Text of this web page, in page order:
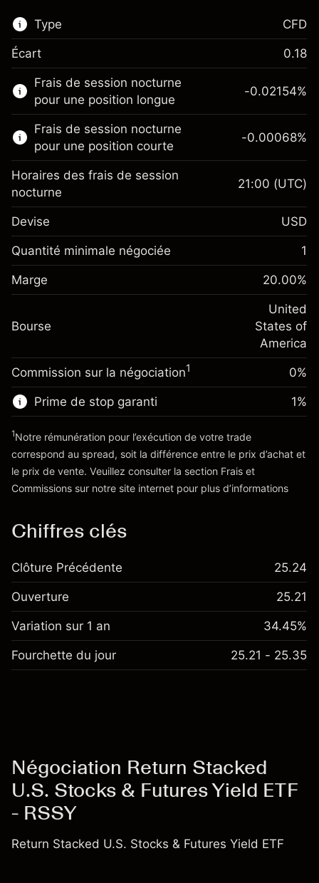
Type
Ce marché financier est disponible pour le
trading de CFD.
En savoir plus sur :
CFD
CFD
Écart 0.18
Frais de session nocturne
pour une position longue
Marge. Votre
investissement
Ajustement des fonds de
Frais sur la valeur totale de la
-0.02154
%
(-$1.08)
Taille de la position avec effet de levier
Valeur nominale avec effet de levier
-0.02154%
Frais de session nocturne
pour une position courte
Marge. Votre
$1,000.00
overnight
position
-0.000682
%
(-$0.03)
Taille de la position avec effet de levier
~$5,000.00
Valeur nominale avec effet de levier
Vers la plateforme
-0.00068%
Horaires des frais de session
nocturne
21:00 (UTC)
Devise USD
Quantité minimale négociée 1
Marge 20.00%
Bourse
United
States of
America
Commission sur la négociation1 0%
Prime de stop garanti
'Tarifs et Frais
1%
1Notre rémunération pour l’exécution de votre trade
correspond au spread, soit la différence entre le prix d’achat et
le prix de vente. Veuillez consulter la section Frais et
Commissions sur notre site internet pour plus d’informations
Chiffres clés
Clôture Précédente 25.24
Ouverture 25.21
Variation sur 1 an 34.45%
Fourchette du jour 25.21 - 25.35
Négociation Return Stacked
U.S. Stocks & Futures Yield ETF
- RSSY
Return Stacked U.S. Stocks & Futures Yield ETF